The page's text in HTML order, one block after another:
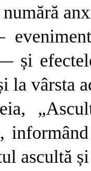
și
la vârsta
ascultă